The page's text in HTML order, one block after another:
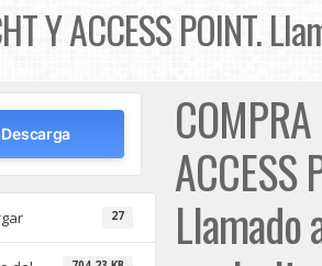
Y ACCESS POINT.
Descarga
27
ACCESS
Llamado